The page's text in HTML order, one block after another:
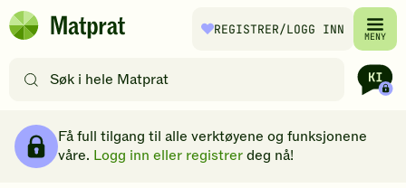
Hopp til hovedinnhold
Matprat
REGISTRER/LOGG INN MENY
etter
filtre
Få full tilgang til alle verktøyene og funksjonene
våre. Logg inn eller registrerdeg nå!